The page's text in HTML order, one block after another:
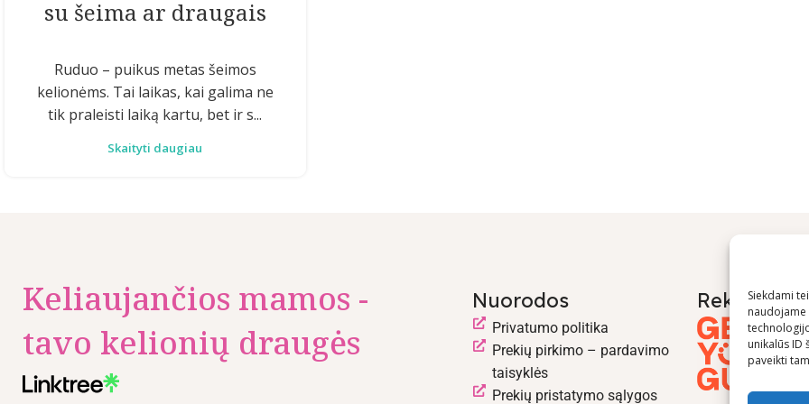
Siekdami
naudojame
unikalūs ID
paveikti
su šeima ar draugais
Ruduo – puikus metas šeimos
kelionėms. Tai laikas, kai galima ne
tik praleisti laiką kartu, bet ir s...
Skaityti daugiau
Keliaujančios mamos -
tavo kelionių draugės
Nuorodos
Privatumo politika
Prekių pirkimo – pardavimo
taisyklės
Prekių pristatymo sąlygos